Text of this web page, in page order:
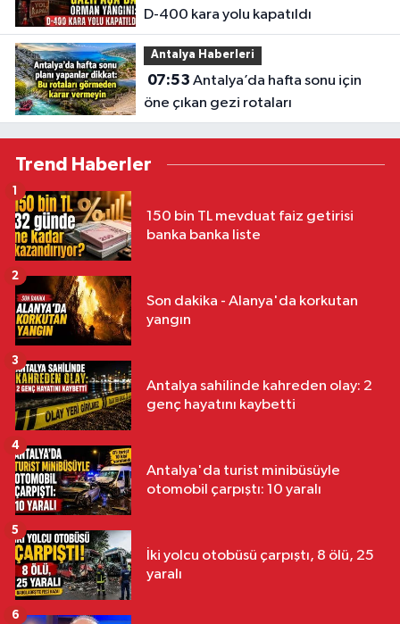
D-400 kara yolu kapatıldı
Antalya Haberleri
07:53
öne çıkan gezi rotaları
Trend Haberler
150 bin TL mevduat faiz getirisi
banka banka liste
1
Son dakika - Alanya'da korkutan
yangın
2
Antalya sahilinde kahreden olay: 2
genç hayatını kaybetti
3
Antalya'da turist minibüsüyle
otomobil çarpıştı: 10 yaralı
4
İki yolcu otobüsü çarpıştı, 8 ölü, 25
yaralı
5
6